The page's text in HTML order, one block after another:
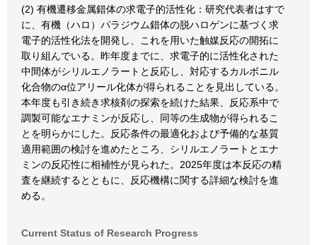
(2) 有機遷移金属錯体の求電子的活性化：研究代表者はすで
に、有機（ハロ）パラジウム錯体の脱ハロゲンに基づく求
電子的活性化法を開発し、これを用いた触媒反応の開拓に
取り組んでいる。昨年度までに、求電子的に活性化された
中間体がシリルエノラートと反応し、対応するカルボニル
化合物のα位アリール化体が得られることを見出している。
本年度も引き続き求核剤の探索を続けた結果、反応系中で
調製可能なエナミンが反応し、同等の生成物が得られるこ
とを明らかにした。反応条件の最適化および予備的な基質
適用範囲の検討を進めたところ、シリルエノラートとエナ
ミンの反応性に相補性が見られた。2025年度は本反応の精
査を継続するとともに、反応機構に関する詳細な検討を進
める。
Current Status of Research Progress